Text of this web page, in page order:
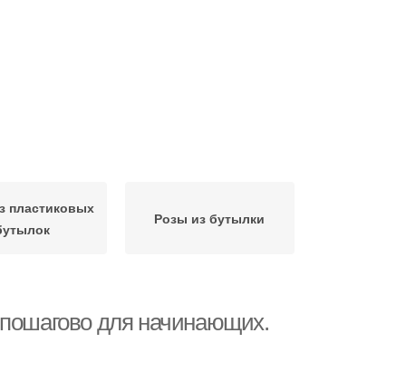
пластиковых
Розы из бутылки
для начинающих.